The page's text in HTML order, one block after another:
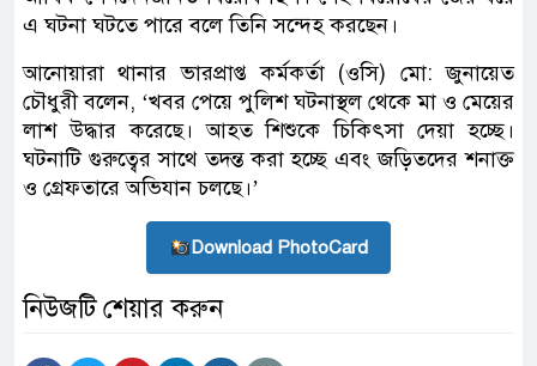
এ ঘটনা ঘটতে পারে বলে তিনি সন্দেহ করছেন।
আনোয়ারা থানার ভারপ্রাপ্ত কর্মকর্তা (ওসি) মো: জুনায়েত
চৌধুরী বলেন, ‘খবর পেয়ে পুলিশ ঘটনাস্থল থেকে মা ও মেয়ের
লাশ উদ্ধার করেছে। আহত শিশুকে চিকিৎসা দেয়া হচ্ছে।
ঘটনাটি গুরুত্বের সাথে তদন্ত করা হচ্ছে এবং জড়িতদের শনাক্ত
ও গ্রেফতারে অভিযান চলছে।’
Download PhotoCard
নিউজটি শেয়ার করুন